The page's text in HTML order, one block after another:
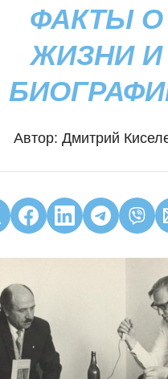
ФАКТЫ О
ЖИЗНИ И
Автор: Дмитрий